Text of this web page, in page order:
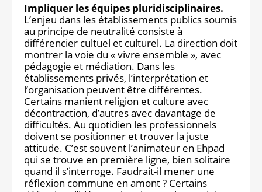
Impliquer les équipes pluridisciplinaires.
L’enjeu dans les établissements publics soumis
au principe de neutralité consiste à
différencier cultuel et culturel. La direction doit
montrer la voie du « vivre ensemble », avec
pédagogie et médiation. Dans les
établissements privés, l’interprétation et
l’organisation peuvent être différentes.
Certains manient religion et culture avec
décontraction, d’autres avec davantage de
difficultés. Au quotidien les professionnels
doivent se positionner et trouver la juste
attitude. C’est souvent l’animateur en Ehpad
qui se trouve en première ligne, bien solitaire
quand il s’interroge. Faudrait-il mener une
réflexion commune en amont ? Certains